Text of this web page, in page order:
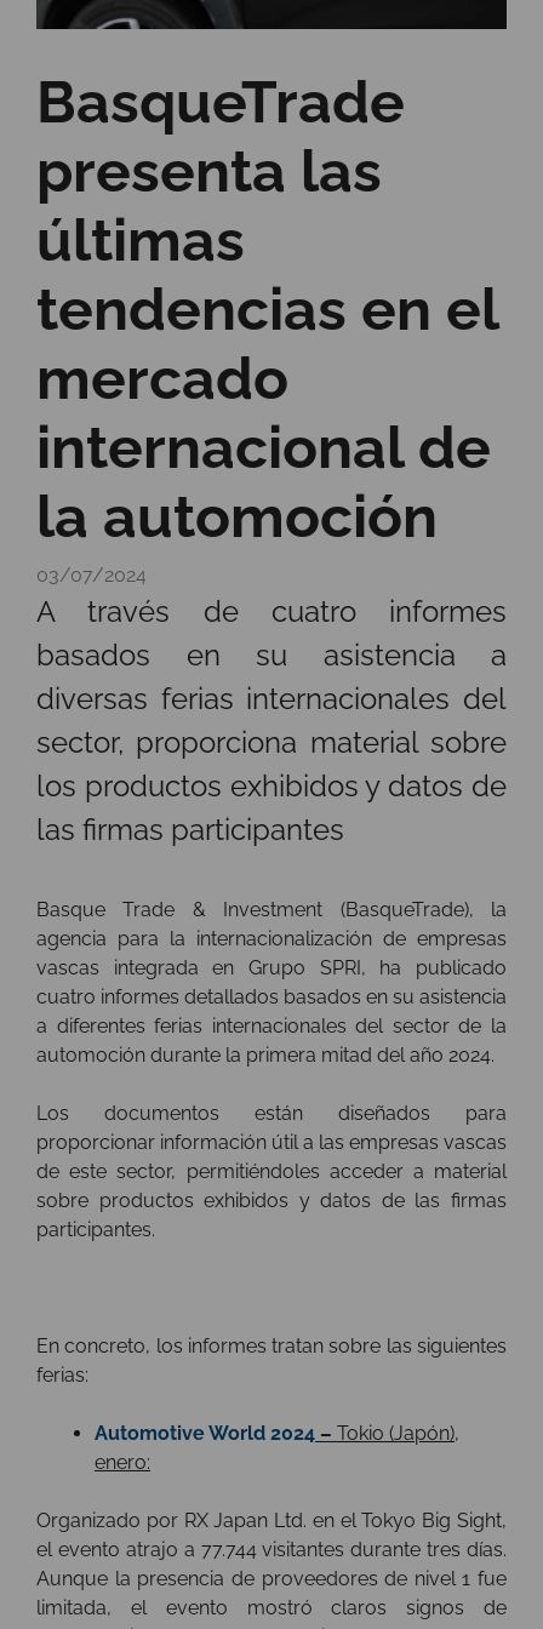
BasqueTrade
presenta las
últimas
tendencias en el
mercado
internacional de
la automoción
03/07/2024
A través de cuatro informes
basados en su asistencia a
diversas ferias internacionales del
sector, proporciona material sobre
los productos exhibidos y datos de
las firmas participantes
Basque Trade & Investment (BasqueTrade), la
agencia para la internacionalización de empresas
vascas integrada en Grupo SPRI, ha publicado
cuatro informes detallados basados en su asistencia
a diferentes ferias internacionales del sector de la
automoción durante la primera mitad del año 2024.
Los documentos están diseñados para
proporcionar información útil a las empresas vascas
de este sector, permitiéndoles acceder a material
sobre productos exhibidos y datos de las firmas
participantes.
En concreto, los informes tratan sobre las siguientes
ferias:
Automotive World 2024 – Tokio (Japón),
enero:
Organizado por RX Japan Ltd. en el Tokyo Big Sight,
el evento atrajo a 77.744 visitantes durante tres días.
Aunque la presencia de proveedores de nivel 1 fue
limitada, el evento mostró claros signos de